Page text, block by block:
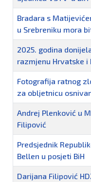
Bradara s
u Srebreniku mora
2025. godina
razmjenu Hrvatske i
Fotografija ratnog
za obljetnicu
Andrej Plenković u
Filipović
Predsjednik
Bellen u posjeti BiH
Darijana Filipović